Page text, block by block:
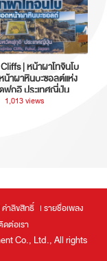
| หน้าผาโทจินโบ
าผาหินบะซอลต์แห่ง
ฟุกุอิ ประเทศญี่ปุ่น
1,013 views
ค่าลิขสิทธิ์
รายชื่อเพลง
ดต่อเรา
Co., Ltd., All rights